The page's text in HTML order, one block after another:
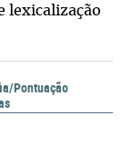
lexicalização
Pontuação